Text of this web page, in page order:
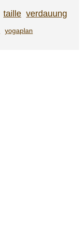
taille verdauung
yogaplan